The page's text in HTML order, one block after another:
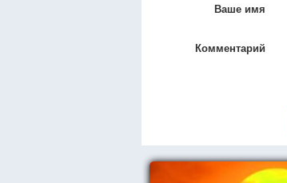
Ваше имя
Комментарий